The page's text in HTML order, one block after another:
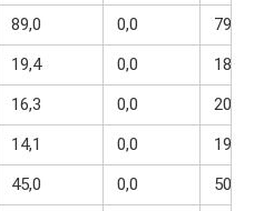
89,0 0,0
797
19,4 0,0
187
16,3 0,0
209
14,1 0,0
192
45,0 0,0
500